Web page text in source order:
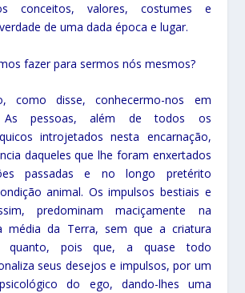
conceitos, valores, costumes e
de uma dada época e lugar.
fazer para sermos nós mesmos?
como disse, conhecermo-nos em
As pessoas, além de todos os
introjetados nesta encarnação,
daqueles que lhe foram enxertados
passadas e no longo pretérito
animal. Os impulsos bestiais e
predominam maciçamente na
média da Terra, sem que a criatura
quanto, pois que, a quase todo
seus desejos e impulsos, por um
do ego, dando-lhes uma